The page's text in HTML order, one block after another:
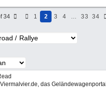
34 1 2 3 4 … 33
34
Viermalvier.de, das